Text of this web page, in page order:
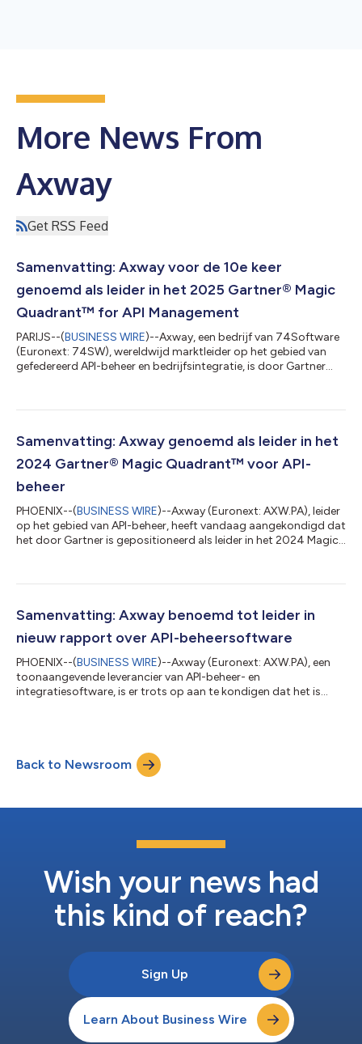
More News From
Axway
Get RSS Feed
Samenvatting: Axway voor de 10e keer
genoemd als leider in het 2025 Gartner® Magic
Quadrant™ for API Management
PARIJS--(BUSINESS WIRE)--Axway, een bedrijf van 74Software
(Euronext: 74SW), wereldwijd marktleider op het gebied van
gefedereerd API-beheer en bedrijfsintegratie, is door Gartner
leider wordt gepositioneerd. Op basis van specifieke criteria die
het bedrijf hebben geanalyseerd, zijn wij van mening dat de
beoordeling de kr...
Samenvatting: Axway genoemd als leider in het
2024 Gartner® Magic Quadrant™ voor API-
beheer
PHOENIX--(BUSINESS WIRE)--Axway (Euronext: AXW.PA), leider
op het gebied van API-beheer, heeft vandaag aangekondigd dat
het door Gartner is gepositioneerd als leider in het 2024 Magic
waarmee de algehele volledigheid van de visie en het vermogen
onderzoek dat Gartner uitbracht samen met het rapport
Critical Capabiliti...
Samenvatting: Axway benoemd tot leider in
nieuw rapport over API-beheersoftware
PHOENIX--(BUSINESS WIRE)--Axway (Euronext: AXW.PA), een
toonaangevende leverancier van API-beheer- en
integratiesoftware, is er trots op aan te kondigen dat het is
positieve ervaringen en resultaten delen die ze hebben gehad
met Axway," aldus Vince Padua, Chief Product Officer bij Axway.
"We investeren in hun succes en bied...
Back to Newsroom
Wish your news had
this kind of reach?
Sign Up
Learn About Business Wire